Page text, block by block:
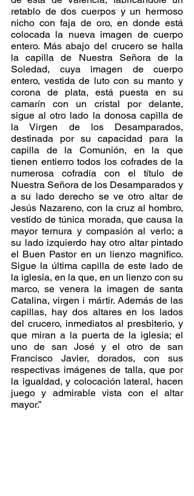
retablo de dos cuerpos y un hermoso
nicho con faja de oro, en donde está
colocada la nueva imagen de cuerpo
entero. Más abajo del crucero se halla
la capilla de Nuestra Señora de la
Soledad, cuya imagen de cuerpo
entero, vestida de luto con su manto y
corona de plata, está puesta en su
camarín con un cristal por delante,
sigue al otro lado la donosa capilla de
la Virgen de los Desamparados,
destinada por su capacidad para la
capilla de la Comunión, en la que
tienen entierro todos los cofrades de la
numerosa cofradía con el título de
Nuestra Señora de los Desamparados y
a su lado derecho se ve otro altar de
Jesús Nazareno, con la cruz al hombro,
vestido de túnica morada, que causa la
mayor ternura y compasión al verlo; a
su lado izquierdo hay otro altar pintado
el Buen Pastor en un lienzo magnifico.
Sigue la última capilla de este lado de
la iglesia, en la que, en un lienzo con su
marco, se venera la imagen de santa
Catalina, virgen i mártir. Además de las
capillas, hay dos altares en los lados
del crucero, inmediatos al presbiterio, y
que miran a la puerta de la iglesia; el
uno de san José y el otro de san
Francisco Javier, dorados, con sus
respectivas imágenes de talla, que por
la igualdad, y colocación lateral, hacen
juego y admirable vista con el altar
mayor.”